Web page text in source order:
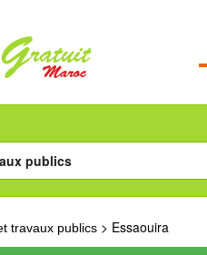
travaux publics > Essaouira